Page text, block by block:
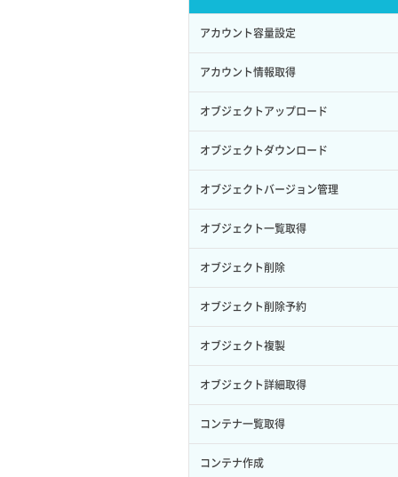
サブユーザー作成
サブユーザー削除
サブユーザー更新
サブユーザー詳細取得
トークン発行
パーミッション一覧取得
ロールからパーミッションを紐づけ解
除
ロールにパーミッションを紐づけ
ロール一覧取得
ロール作成
ロール削除
ロール更新
バックアップリストア
バックアップ一覧取得
バックアップ詳細一覧取得
バックアップ詳細取得
ボリュームイメージ保存
ボリュームタイプ一覧取得
ボリュームタイプ詳細取得
ボリューム一覧取得
ボリューム作成
ボリューム削除
ボリューム更新
ボリューム詳細一覧取得
SSHキーペア詳細取得
アタッチ済みポート一覧取得
アタッチ済みポート詳細取得
アタッチ済みボリューム一覧
アタッチ済みボリューム詳細取得
コンソールURL発行
サーバーに紐づくアドレス取得
サーバーに紐づくアドレス取得（ネッ
トワーク指定）
サーバーに紐づくセキュリティグルー
プ取得
サーバープラン一覧取得
サーバープラン変更
サブネット作成（ローカルネットワー
プール削除
プール更新
プール詳細取得
ヘルスモニタ一覧取得
ヘルスモニタ作成
ヘルスモニタ削除
ヘルスモニタ更新
ヘルスモニタ詳細取得
メンバー一覧
メンバー削除
メンバー更新
メンバー詳細取得
アカウント容量設定
アカウント情報取得
オブジェクトアップロード
オブジェクトダウンロード
オブジェクトバージョン管理
オブジェクト一覧取得
オブジェクト削除
オブジェクト削除予約
オブジェクト複製
オブジェクト詳細取得
コンテナ一覧取得
コンテナ作成